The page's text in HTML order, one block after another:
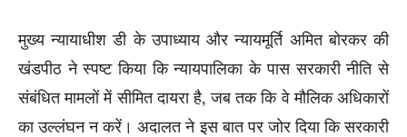
मुख्य न्यायाधीश डी के उपाध्याय और न्यायमूर्ति अमित बोरकर की
खंडपीठ ने स्पष्ट किया कि न्यायपालिका के पास सरकारी नीति से
संबंधित मामलों में सीमित दायरा है, जब तक कि वे मौलिक अधिकारों
का उल्लंघन न करें। अदालत ने इस बात पर जोर दिया कि सरकारी